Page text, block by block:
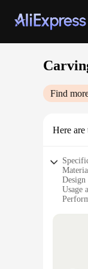
Find
Here are
Design
Usage
Parts
The